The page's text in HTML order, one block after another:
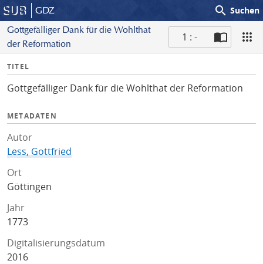
GDZ search Suchen
Gottgefälliger Dank für die Wohlthat
der Reformation
1 : -
I
f
TITEL
Gottgefälliger Dank für die Wohlthat der Reformation
METADATEN
Autor
Less, Gottfried
Ort
Göttingen
Jahr
1773
Digitalisierungsdatum
2016